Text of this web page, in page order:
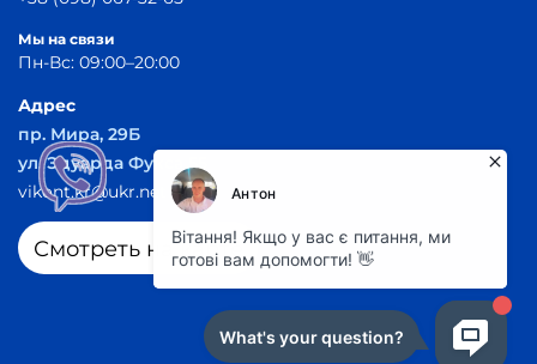
Мы на связи
Пн-Вс: 09:00–20:00
Адрес
пр. Мира, 29Б
ул. Эдуарда Фукса 55
vikont.kr@ukr.net
Смотреть на карте